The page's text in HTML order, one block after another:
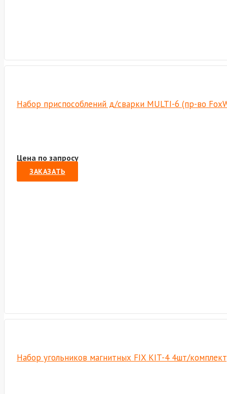
Набор приспособлений д/сварки MULTI-6 (пр-во
Цена по запросу
ЗАКАЗАТЬ
Набор угольников магнитных FIX KIT-4 4шт/